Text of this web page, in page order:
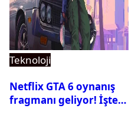
Teknoloji
Netflix GTA 6 oynanış
fragmanı geliyor! İşte